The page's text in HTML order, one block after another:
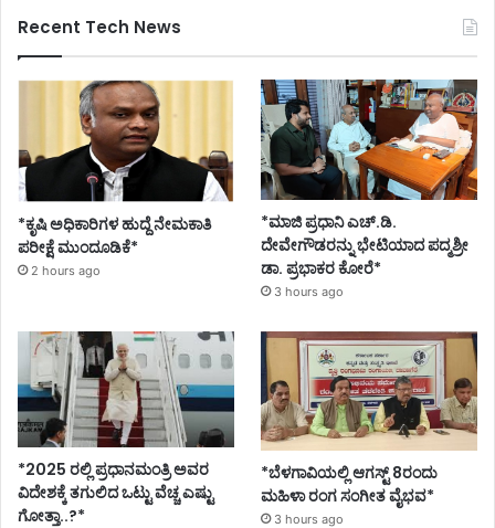
Recent Tech News
*ಕೃಷಿ ಅಧಿಕಾರಿಗಳ ಹುದ್ದೆ ನೇಮಕಾತಿ
ಪರೀಕ್ಷೆ ಮುಂದೂಡಿಕೆ*
2 hours ago
*ಮಾಜಿ ಪ್ರಧಾನಿ ಎಚ್.ಡಿ.
ದೇವೇಗೌಡರನ್ನು ಭೇಟಿಯಾದ ಪದ್ಮಶ್ರೀ
ಡಾ. ಪ್ರಭಾಕರ ಕೋರೆ*
3 hours ago
*2025 ರಲ್ಲಿ ಪ್ರಧಾನಮಂತ್ರಿ ಅವರ
ವಿದೇಶಕ್ಕೆ ತಗುಲಿದ ಒಟ್ಟು ವೆಚ್ಚ ಎಷ್ಟು
ಗೋತ್ತಾ..?*
*ಬೆಳಗಾವಿಯಲ್ಲಿ ಆಗಸ್ಟ್ 8ರಂದು
ಮಹಿಳಾ ರಂಗ ಸಂಗೀತ ವೈಭವ*
3 hours ago